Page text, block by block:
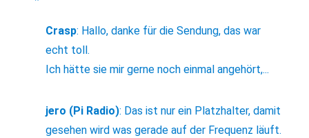
Crasp: Hallo, danke für die Sendung, das war
echt toll.
Ich hätte sie mir gerne noch einmal angehört,...
jero (Pi Radio): Das ist nur ein Platzhalter, damit
gesehen wird was gerade auf der Frequenz läuft.